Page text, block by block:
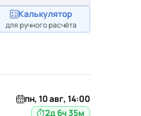
Калькулятор
для ручного расчёта
пн, 10 авг, 14:00
2д 6ч 35м